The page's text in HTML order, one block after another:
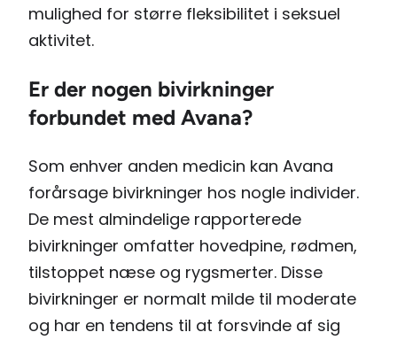
mulighed for større fleksibilitet i seksuel
aktivitet.
Er der nogen bivirkninger
forbundet med Avana?
Som enhver anden medicin kan Avana
forårsage bivirkninger hos nogle individer.
De mest almindelige rapporterede
bivirkninger omfatter hovedpine, rødmen,
tilstoppet næse og rygsmerter. Disse
bivirkninger er normalt milde til moderate
og har en tendens til at forsvinde af sig